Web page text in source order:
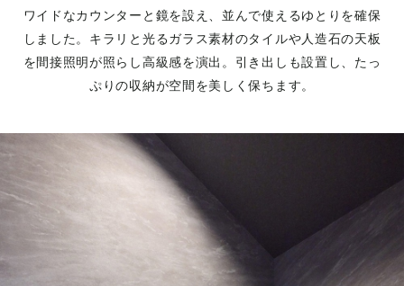
ワイドなカウンターと鏡を設え、並んで使えるゆとりを確保
しました。キラリと光るガラス素材のタイルや人造石の天板
を間接照明が照らし高級感を演出。引き出しも設置し、たっ
ぷりの収納が空間を美しく保ちます。